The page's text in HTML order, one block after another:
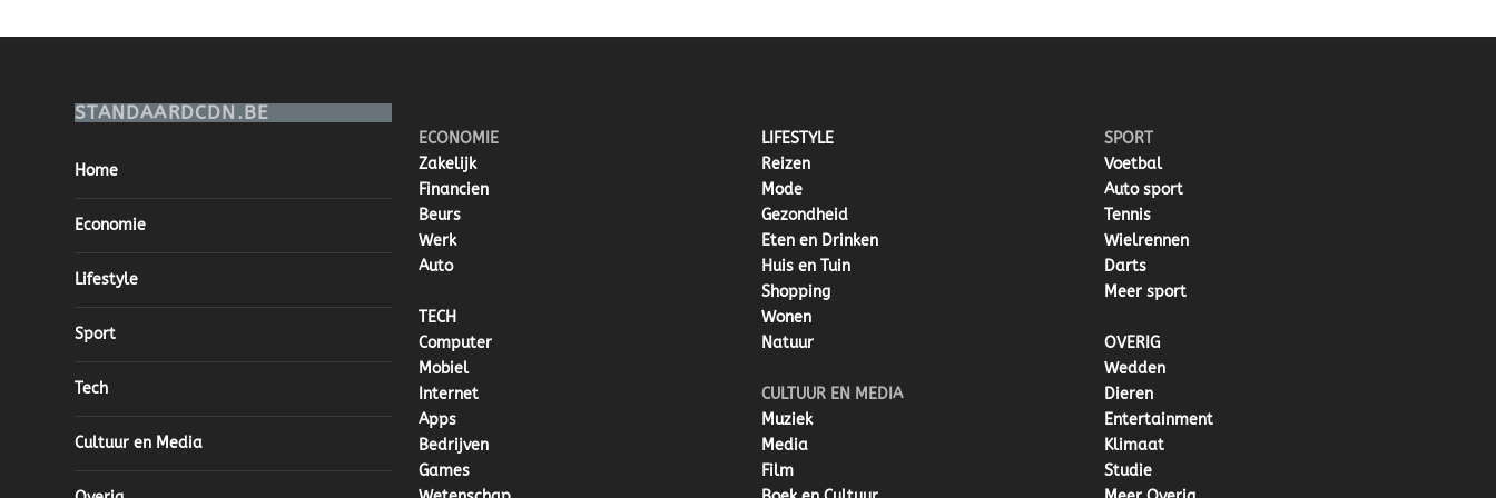
STANDAARDCDN.BE
Home
Economie
Lifestyle
Sport
Tech
Cultuur en Media
ECONOMIE
Zakelijk
Financien
Beurs
Werk
Auto
TECH
Computer
Mobiel
Internet
Apps
Bedrijven
Games
LIFESTYLE
Reizen
Mode
Gezondheid
Eten en Drinken
Huis en Tuin
Shopping
Wonen
Natuur
CULTUUR EN MEDIA
Muziek
Media
Film
SPORT
Voetbal
Auto sport
Tennis
Wielrennen
Darts
Meer sport
OVERIG
Wedden
Dieren
Entertainment
Klimaat
Studie